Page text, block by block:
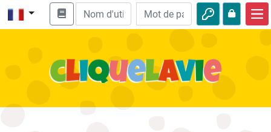
Enseignement biblique